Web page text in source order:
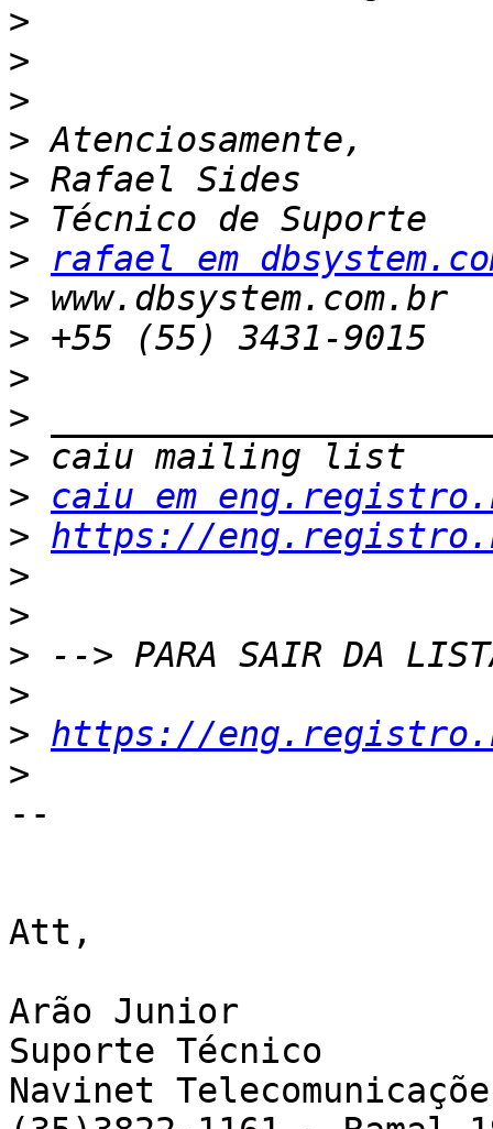
>
>
>
>
>
>
>
rafael em
>
>
>
>
>
>
caiu em
> https://
>
>
>
>
> https://
>
--
Att,
Arão Junior
Suporte Técnico
Navinet